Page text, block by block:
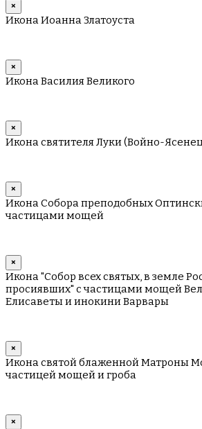
×
Икона Иоанна Златоуста
×
Икона Василия Великого
×
Икона святителя Луки (Войно-
×
Икона Собора преподобных
частицами мощей
×
Икона "Собор всех святых, в земле
просиявших" с частицами мощей
Елисаветы и инокини Варвары
×
Икона святой блаженной Матроны
частицей мощей и гроба
×